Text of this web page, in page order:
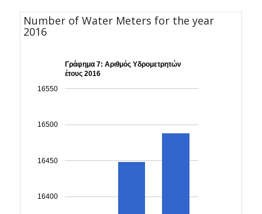
Number of Water Meters for the year
2016
Γράφημα 7: Αριθμός Υδρομετρητών
έτους 2016
16400
16450
16500
16550